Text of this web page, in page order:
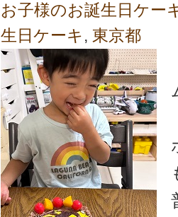
お子様のお誕生日ケー
生日ケーキ , 東京都